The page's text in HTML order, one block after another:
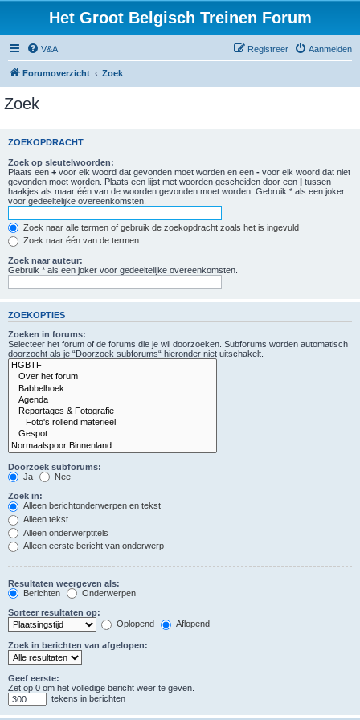
Het Groot Belgisch Treinen Forum
V&A Aanmelden
Registreer
Forumoverzicht Zoek
Zoek
ZOEKOPDRACHT
Zoek op sleutelwoorden:
Plaats een + voor elk woord dat gevonden moet worden en een - voor elk woord dat niet
gevonden moet worden. Plaats een lijst met woorden gescheiden door een | tussen
haakjes als maar één van de woorden gevonden moet worden. Gebruik * als een joker
voor gedeeltelijke overeenkomsten.
Zoek naar alle termen of gebruik de zoekopdracht zoals het is ingevuld
Zoek naar één van de termen
Zoek naar auteur:
Gebruik * als een joker voor gedeeltelijke overeenkomsten.
ZOEKOPTIES
Zoeken in forums:
Selecteer het forum of de forums die je wil doorzoeken. Subforums worden automatisch
doorzocht als je “Doorzoek subforums“ hieronder niet uitschakelt.
Doorzoek subforums:
Ja
Nee
Zoek in:
Alleen berichtonderwerpen en tekst
Alleen tekst
Alleen onderwerptitels
Alleen eerste bericht van onderwerp
Resultaten weergeven als:
Berichten
Onderwerpen
Sorteer resultaten op:
Oplopend
Aflopend
Zoek in berichten van afgelopen:
Geef eerste:
Zet op 0 om het volledige bericht weer te geven.
tekens in berichten